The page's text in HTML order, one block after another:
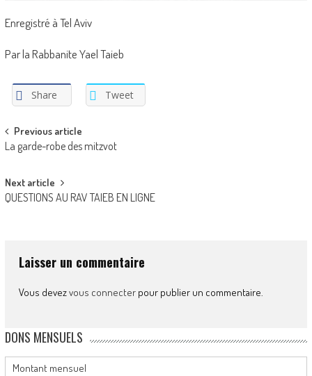
Enregistré à Tel Aviv
Par la Rabbanite Yael Taieb
Share Tweet
Post
navigation
Previous article
La garde-robe des mitzvot
Next article
QUESTIONS AU RAV TAIEB EN LIGNE
Laisser un commentaire
Vous devezvous connecterpour publier un commentaire.
DONS MENSUELS
Montant mensuel